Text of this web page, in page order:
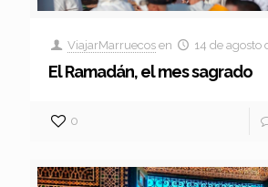
ViajarMarruecos en 14 de agosto
El Ramadán, el mes sagrado
0